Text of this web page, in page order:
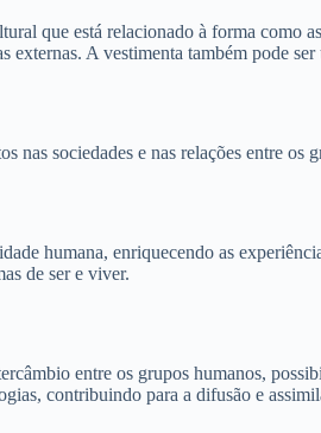
que está relacionado à forma como
externas. A vestimenta também pode
nas sociedades e nas relações entre
humana, enriquecendo as
de ser e viver.
entre os grupos humanos,
contribuindo para a difusão e